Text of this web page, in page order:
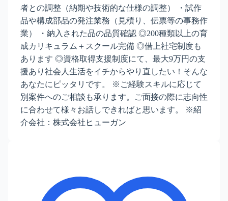
者との調整（納期や技術的な仕様の調整） ・試作
品や構成部品の発注業務（見積り、伝票等の事務作
業） ・納入された品の品質確認 ◎200種類以上の育
成カリキュラム＋スクール完備 ◎借上社宅制度も
あります ◎資格取得支援制度にて、最大9万円の支
援あり社会人生活をイチからやり直したい！そんな
あなたにピッタリです。 ※ご経験スキルに応じて
別案件へのご相談も承ります。ご面接の際に志向性
に合わせて様々お話しできればと思います。 ※紹
介会社：株式会社ヒューガン